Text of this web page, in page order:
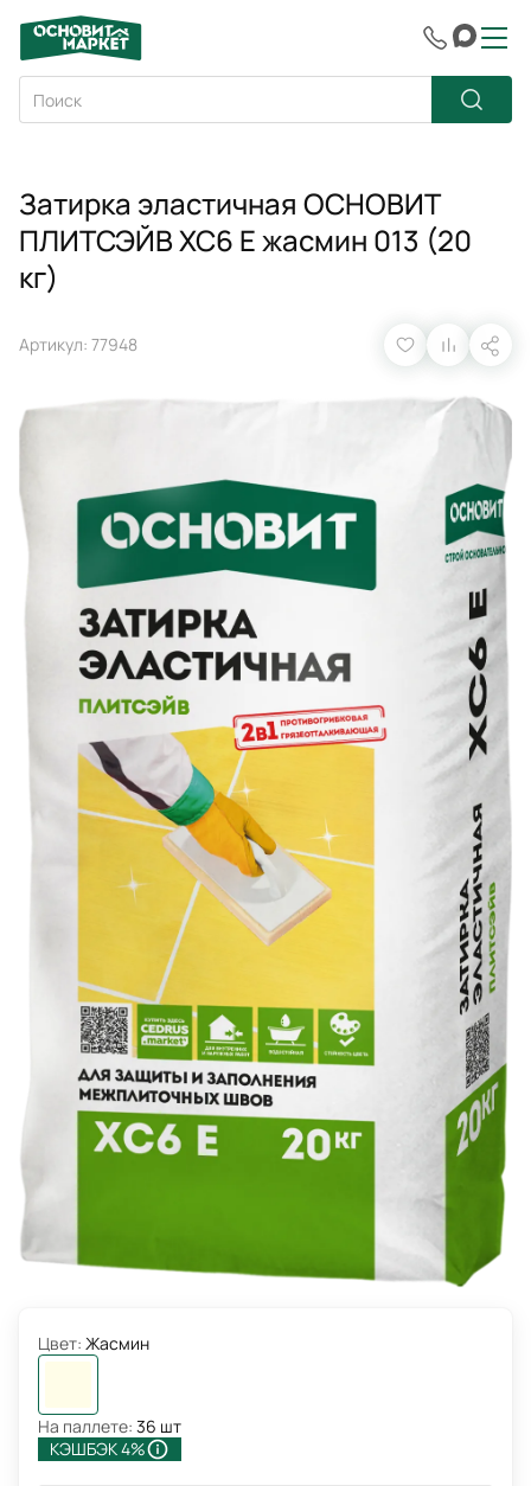
Затирка эластичная ОСНОВИТ
ПЛИТСЭЙВ XC6 E жасмин 013 (20
кг)
Артикул: 77948
Цвет: Жасмин
На паллете: 36 шт
КЭШБЭК 4%